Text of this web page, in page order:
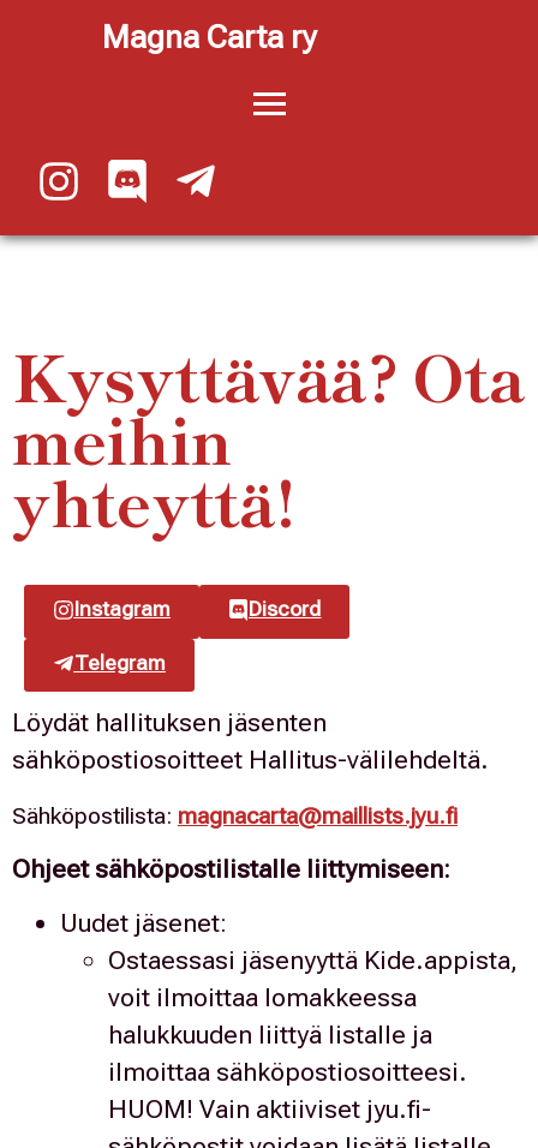
Magna Carta ry
Kysyttävää? Ota
meihin
yhteyttä!
Instagram Discord
Telegram
Löydät hallituksen jäsenten
sähköpostiosoitteet Hallitus-välilehdeltä.
Sähköpostilista: magnacarta@maillists.jyu.fi
Ohjeet sähköpostilistalle liittymiseen:
Uudet jäsenet:
Ostaessasi jäsenyyttä Kide.appista,
voit ilmoittaa lomakkeessa
halukkuuden liittyä listalle ja
ilmoittaa sähköpostiosoitteesi.
HUOM! Vain aktiiviset jyu.fi-